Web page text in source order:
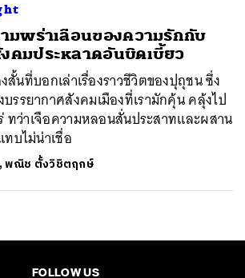
ามพร่าเลือนของความรักกับ
คมประหลาดอันบิดเบี้ยว
งสั้นที่บอกเล่าเรื่องราวชีวิตของปุถุชน ซึ่ง
รรยากาศสังคมเมืองที่เรามักคุ้น คลุ้งไป
ทว่าเจือความหลอนสั่นประสาทและผสาน
บไม่น่าเชื่อ
,พณิช ตั้งวิชิตฤกษ์
FOLLOW US